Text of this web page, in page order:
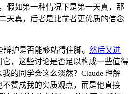
假如第一种情况下是第一天真，那
天真，后者是比前者更优质的信念
护是否能够站得住脚。 然后又进
它，这些讨论是否足以构成一些值得
的同学会这么淡然？Claude 理解
赞成我的实质观点，而是他直接